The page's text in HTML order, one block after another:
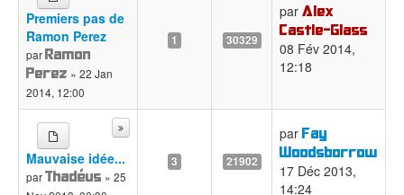
Premiers pas de
Ramon Perez
parRamon
Perez » 22 Jan
2014, 12:00
1 30329
par Alex
Castle-Glass
08 Fév 2014,
12:18
Mauvaise idée...
parThadéus » 25
3 21902
par Fay
Woodsborrow
17 Déc 2013,
14:24